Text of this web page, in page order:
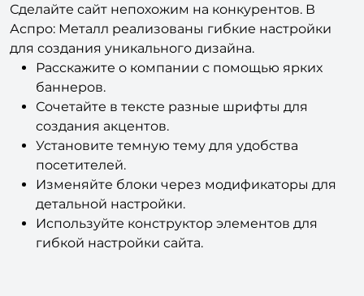
Сделайте сайт непохожим на конкурентов. В
Аспро: Металл реализованы гибкие настройки
для создания уникального дизайна.
Расскажите о компании с помощью ярких
баннеров.
Сочетайте в тексте разные шрифты для
создания акцентов.
Установите темную тему для удобства
посетителей.
Изменяйте блоки через модификаторы для
детальной настройки.
Используйте конструктор элементов для
гибкой настройки сайта.